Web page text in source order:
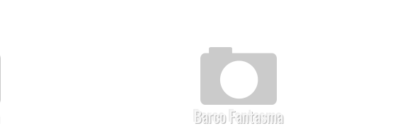
Barco Fantasma